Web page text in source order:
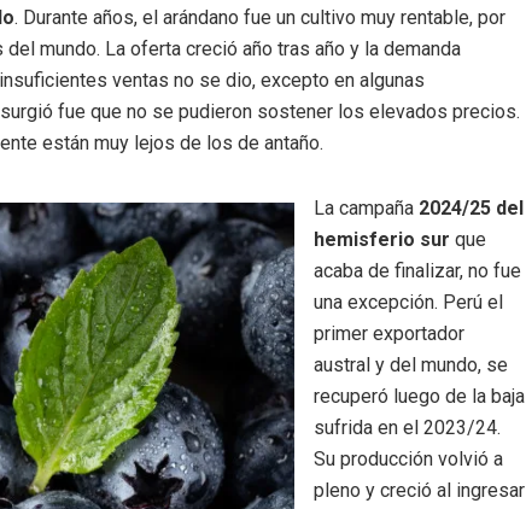
. Durante años, el arándano fue un cultivo muy rentable, por
mundo. La oferta creció año tras año y la demanda
ventas no se dio, excepto en algunas
fue que no se pudieron sostener los elevados precios.
están muy lejos de los de antaño.
La campaña 2024/25 del
hemisferio sur que
acaba de finalizar, no fue
una excepción. Perú el
primer exportador
austral y del mundo, se
recuperó luego de la baja
sufrida en el 2023/24.
Su producción volvió a
pleno y creció al ingresar